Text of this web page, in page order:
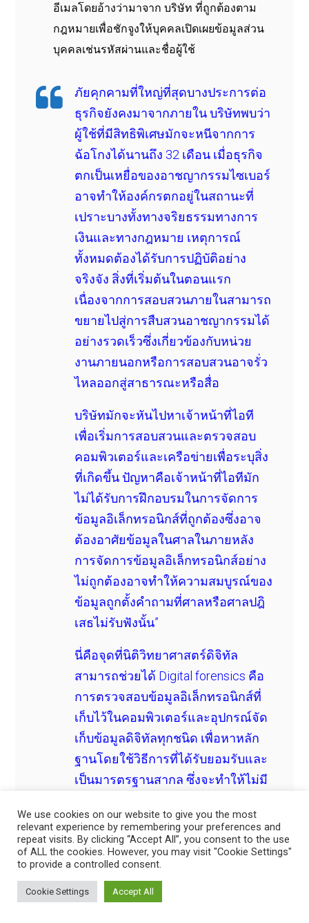
อีเมลโดยอ้างว่ามาจาก บริษัท ที่ถูกต้องตาม
กฎหมายเพื่อชักจูงให้บุคคลเปิดเผยข้อมูลส่วน
บุคคลเช่นรหัสผ่านและชื่อผู้ใช้
ภัยคุกคามที่ใหญ่ที่สุดบางประการต่อ
ธุรกิจยังคงมาจากภายใน บริษัทพบว่า
ผู้ใช้ที่มีสิทธิพิเศษมักจะหนีจากการ
ฉ้อโกงได้นานถึง 32 เดือน เมื่อธุรกิจ
ตกเป็นเหยื่อของอาชญากรรมไซเบอร์
อาจทำให้องค์กรตกอยู่ในสถานะที่
เปราะบางทั้งทางจริยธรรมทางการ
เงินและทางกฎหมาย เหตุการณ์
ทั้งหมดต้องได้รับการปฏิบัติอย่าง
จริงจัง สิ่งที่เริ่มต้นในตอนแรก
เนื่องจากการสอบสวนภายในสามารถ
ขยายไปสู่การสืบสวนอาชญากรรมได้
อย่างรวดเร็วซึ่งเกี่ยวข้องกับหน่วย
งานภายนอกหรือการสอบสวนอาจรั่ว
ไหลออกสู่สาธารณะหรือสื่อ
บริษัทมักจะหันไปหาเจ้าหน้าที่ไอที
เพื่อเริ่มการสอบสวนและตรวจสอบ
คอมพิวเตอร์และเครือข่ายเพื่อระบุสิ่ง
ที่เกิดขึ้น ปัญหาคือเจ้าหน้าที่ไอทีมัก
ไม่ได้รับการฝึกอบรมในการจัดการ
ข้อมูลอิเล็กทรอนิกส์ที่ถูกต้องซึ่งอาจ
ต้องอาศัยข้อมูลในศาลในภายหลัง
การจัดการข้อมูลอิเล็กทรอนิกส์อย่าง
ไม่ถูกต้องอาจทำให้ความสมบูรณ์ของ
ข้อมูลถูกตั้งคำถามที่ศาลหรือศาลปฎิ
เสธไม่รับฟังนั้น”
นี่คือจุดที่นิติวิทยาศาสตร์ดิจิทัล
สามารถช่วยได้ Digital forensics คือ
การตรวจสอบข้อมูลอิเล็กทรอนิกส์ที่
เก็บไว้ในคอมพิวเตอร์และอุปกรณ์จัด
เก็บข้อมูลดิจิทัลทุกชนิด เพื่อหาหลัก
ฐานโดยใช้วิธีการที่ได้รับยอมรับและ
เป็นมารตรฐานสากล ซึ่งจะทำให้ไม่มี
มีการเปลี่ยนแปลงเพียงเล็กน้อย
เท่านั้นอุปกรณ์ต่างๆที่สามารถตรวจ
สอบได้ ได้แก่ คอมพิวเตอร์ แล็ปท็อป
ไอแพด โทรศัพท์มือถือ โดยทั่วไป
แล้วอะไรก็ตามที่เก็บข้อมูล
We use cookies on our website to give you the most
relevant experience by remembering your preferences and
repeat visits. By clicking “Accept All”, you consent to the use
of ALL the cookies. However, you may visit "Cookie Settings"
to provide a controlled consent.
Cookie Settings Accept All